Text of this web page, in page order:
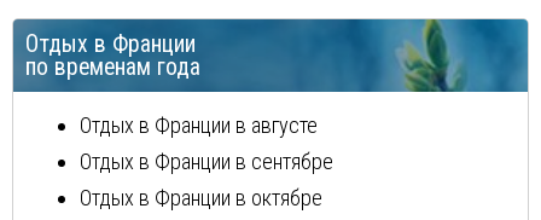
Шамони
Отдых в Франции
по временам года
Отдых в Франции в августе
Отдых в Франции в сентябре
Отдых в Франции в октябре